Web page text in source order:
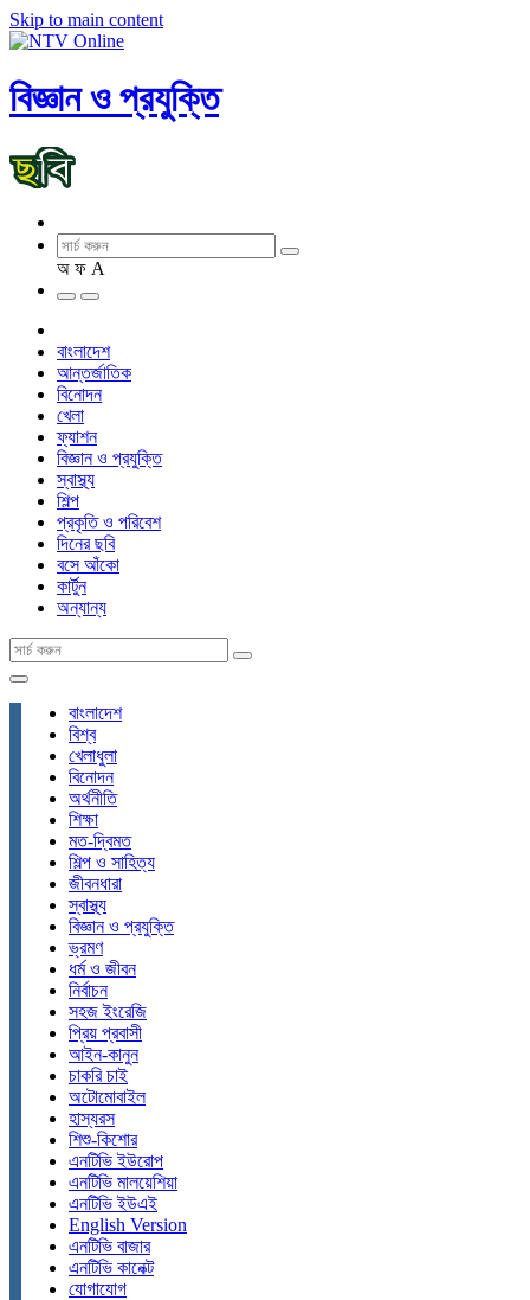
Skip to main content
বিজ্ঞান ও প্রযুক্তি
অ ফ A
বাংলাদেশ
আন্তর্জাতিক
বিনোদন
খেলা
ফ্যাশন
বিজ্ঞান ও প্রযুক্তি
স্বাস্থ্য
শিল্প
প্রকৃতি ও পরিবেশ
দিনের ছবি
বসে আঁকো
কার্টুন
অন্যান্য
বাংলাদেশ
বিশ্ব
খেলাধুলা
বিনোদন
অর্থনীতি
শিক্ষা
মত-দ্বিমত
শিল্প ও সাহিত্য
জীবনধারা
স্বাস্থ্য
বিজ্ঞান ও প্রযুক্তি
ভ্রমণ
ধর্ম ও জীবন
নির্বাচন
সহজ ইংরেজি
প্রিয় প্রবাসী
আইন-কানুন
চাকরি চাই
অটোমোবাইল
হাস্যরস
শিশু-কিশোর
এনটিভি ইউরোপ
এনটিভি মালয়েশিয়া
এনটিভি ইউএই
English Version
এনটিভি বাজার
এনটিভি কানেক্ট
যোগাযোগ